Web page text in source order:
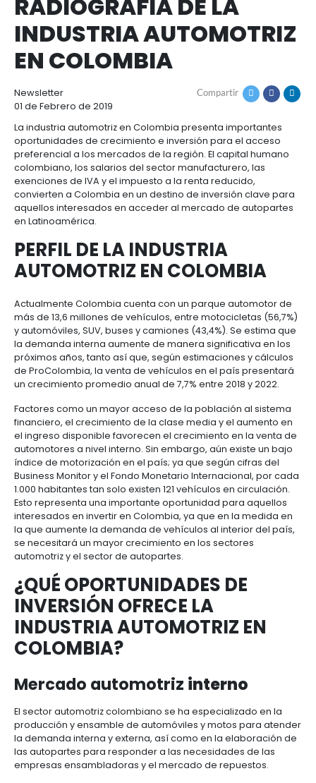
Agroindustria
y
alimentos
Agroindustria
y
alimentos
Alimentos
procesados
Cacao
y
derivados
Forestal
Frutas
y
verduras
Energía
Energía
Energía
renovable
Hidrógeno
verde
Salud
y
ciencias
Salud
y
ciencias
Cosméticos
y
cuidado
Farmacéutica
Infraestructura
Infraestructura
Agua
y
saneamiento
social
Manufacturas
Manufacturas
Aeronáutica
Astilleros
Automotriz
Materiales
de
construcción
Tecnología
y
creatividad
y
creatividad
Audiovisual
Centros
de
servicios
compartidos
Data
centers
Outsourcing
servicios
-
BPO
sectores
Otros
sectores
Agroquímicos
Infraestructura
en
turismo
Logística
Moda
y
textiles
Cómo
invertir
1.
Régimen
general
de
la
inversión
extranjera
2.
Régimen
corporativo
3.
Cumplimiento
y
gobierno
corporativo
4.
Derecho
laboral
y
migratorio
5.
Relaciones
con
el
estado
6.
intelectual
7.
Impuestos,
aduanas
Recursos
Recursos
Acompañamiento
Buscador
de
oportunidades
Buscador
de
oportunidades
Inversionista
Empresario
colombiano
Directorio
de
servicios
Recursos
de
información
Mapa
proyectos
por
región
Oportunidades
de
Inversión
Regional
Contacto
Ruta
navegación
inicio
recursos
RADIOGRAFÍA DE LA
INDUSTRIA
EN COLOMBIA
Newsletter Compartir
01 de Febrero de 2019
oportunidades de crecimiento e inversión para el
preferencial a los mercados de la región. El capital
exenciones de IVA y el impuesto a la renta
convierten a Colombia en un destino de inversión
aquellos interesados en acceder al mercado de
en Latinoamérica.
PERFIL DE LA INDUSTRIA
AUTOMOTRIZ EN
Actualmente Colombia cuenta con un parque
más de 13,6 millones de vehículos, entre
y automóviles, SUV, buses y camiones (43,4%). Se
la demanda interna aumente de manera
próximos años, tanto así que, según estimaciones
de ProColombia, la venta de vehículos en el país
un crecimiento promedio anual de 7,7% entre 2018
Factores como un mayor acceso de la población
financiero, el crecimiento de la clase media y el
el ingreso disponible favorecen el crecimiento en
automotores a nivel interno. Sin embargo, aún
índice de motorización en el país; ya que según
Business Monitor y el Fondo Monetario
1.000 habitantes tan solo existen 121 vehículos en
Esto representa una importante oportunidad para
interesados en invertir en Colombia, ya que en la
la que aumente la demanda de vehículos al
se necesitará un mayor crecimiento en los
automotriz y el sector de autopartes.